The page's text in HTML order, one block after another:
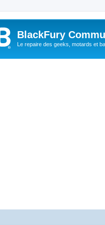
BlackFury
Le repaire des geeks, motards et